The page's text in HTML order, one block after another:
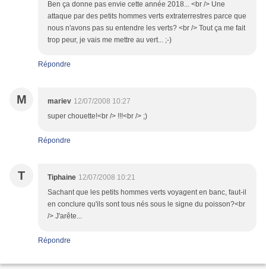
Ben ça donne pas envie cette année 2018... <br /> Une
attaque par des petits hommes verts extraterrestres parce que
nous n'avons pas su entendre les verts? <br /> Tout ça me fait
trop peur, je vais me mettre au vert... ;-)
Répondre
M mariev 12/07/2008 10:27
super chouette!<br /> !!!<br /> ;)
Répondre
T Tiphaine 12/07/2008 10:21
Sachant que les petits hommes verts voyagent en banc, faut-il
en conclure qu'ils sont tous nés sous le signe du poisson?<br
/> J'arête...
Répondre